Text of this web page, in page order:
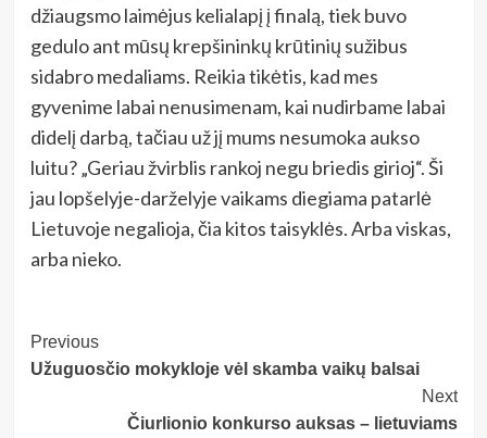
džiaugsmo laimėjus kelialapį į finalą, tiek buvo
gedulo ant mūsų krepšininkų krūtinių sužibus
sidabro medaliams. Reikia tikėtis, kad mes
gyvenime labai nenusimenam, kai nudirbame labai
didelį darbą, tačiau už jį mums nesumoka aukso
luitu? „Geriau žvirblis rankoj negu briedis girioj“. Ši
jau lopšelyje-darželyje vaikams diegiama patarlė
Lietuvoje negalioja, čia kitos taisyklės. Arba viskas,
arba nieko.
Post
Navigation
Previous
Užuguosčio mokykloje vėl skamba vaikų balsai
Next
Čiurlionio konkurso auksas – lietuviams